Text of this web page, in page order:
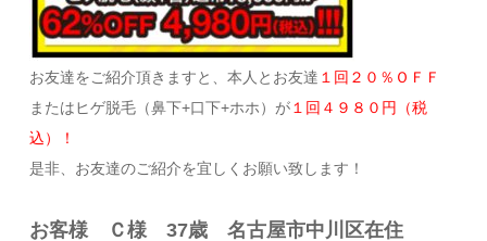
お友達をご紹介頂きますと、本人とお友達 １回２０％ＯＦＦ
またはヒゲ脱毛（鼻下+口下+ホホ）が１回４９８０円（税
込）！
是非、お友達のご紹介を宜しくお願い致します！
お客様 Ｃ様 37歳 名古屋市中川区在住